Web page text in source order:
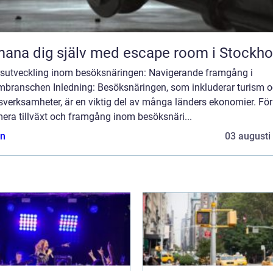
dig själv med escape room i
inom besöksnäringen: Navigerande framgång i
Inledning: Besöksnäringen, som inkluderar turism
är en viktig del av många länders ekonomier.
tillväxt och framgång inom besöksnäri...
03 augusti